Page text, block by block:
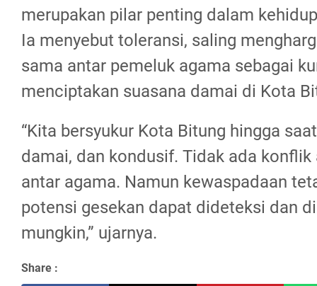
merupakan pilar penting dalam
Ia menyebut toleransi, saling
sama antar pemeluk agama sebagai
menciptakan suasana damai di Kota
“Kita bersyukur Kota Bitung hingga
damai, dan kondusif. Tidak ada konflik
antar agama. Namun kewaspadaan
potensi gesekan dapat dideteksi dan
mungkin,” ujarnya.
Share :